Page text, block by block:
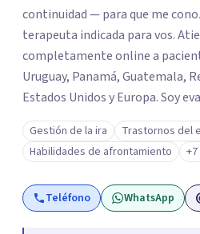
continuidad — para que me
terapeuta indicada para vos.
completamente online a
Uruguay, Panamá, Guatemala,
Estados Unidos y Europa. Soy
por Weill Cornell Medicine
el método PEERS de la UCLA
desarrollo de habilidades
Formo y superviso colegas que
soy directora de un equipo
Gestión de la ira
Trastornos del
Habilidades de afrontamiento
Teléfono WhatsApp